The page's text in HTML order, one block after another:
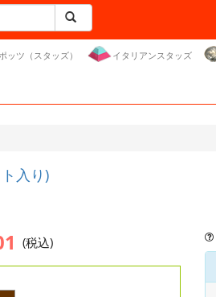
ッツ（スタッズ） イタリアンスタッズ
入り)
(税込)